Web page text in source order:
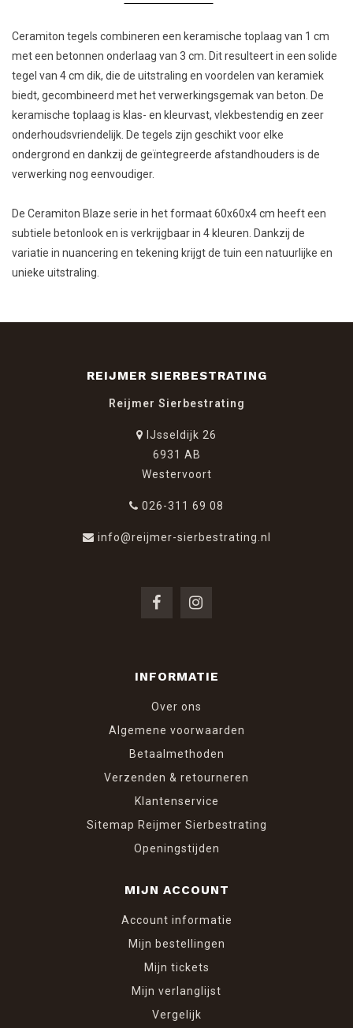
Ceramiton tegels combineren een keramische toplaag van 1 cm
met een betonnen onderlaag van 3 cm. Dit resulteert in een solide
tegel van 4 cm dik, die de uitstraling en voordelen van keramiek
biedt, gecombineerd met het verwerkingsgemak van beton. De
keramische toplaag is klas- en kleurvast, vlekbestendig en zeer
onderhoudsvriendelijk. De tegels zijn geschikt voor elke
ondergrond en dankzij de geïntegreerde afstandhouders is de
verwerking nog eenvoudiger.
De Ceramiton Blaze serie in het formaat 60x60x4 cm heeft een
subtiele betonlook en is verkrijgbaar in 4 kleuren. Dankzij de
variatie in nuancering en tekening krijgt de tuin een natuurlijke en
unieke uitstraling.
REIJMER SIERBESTRATING
Reijmer Sierbestrating
IJsseldijk 26
6931 AB
Westervoort
026-311 69 08
info@reijmer-sierbestrating.nl
INFORMATIE
Over ons
Algemene voorwaarden
Betaalmethoden
Verzenden & retourneren
Klantenservice
Sitemap Reijmer Sierbestrating
Openingstijden
MIJN ACCOUNT
Account informatie
Mijn bestellingen
Mijn tickets
Mijn verlanglijst
Vergelijk